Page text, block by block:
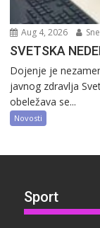
Aug 4, 2026
SVETSKA
Dojenje je
javnog zdravlja
obeležava se...
Novosti
Sport